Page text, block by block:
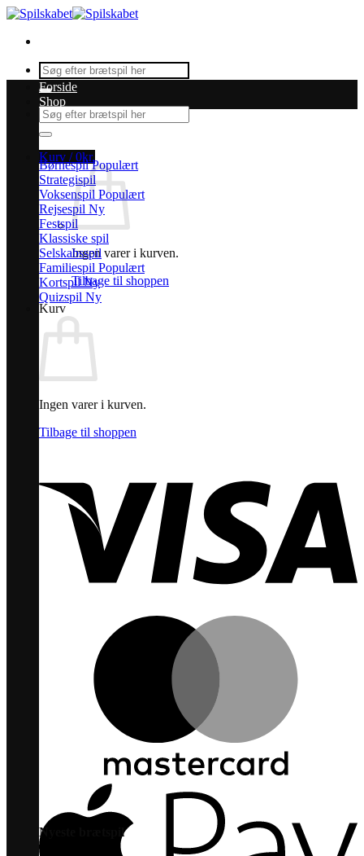
Fortsæt
indhold
Søg
efter:
Søg
efter:
Kurv /0kr.
Ingen varer i kurven.
Tilbage til shoppen
Kurv
Ingen varer i kurven.
Tilbage til shoppen
Forside
Shop
Børnespil
Strategispil
Voksenspil
Rejsespil
Festspil
Klassiske spil
Selskabsspil
Familiespil
Kortspil
Quizspil
Nyeste brætspil